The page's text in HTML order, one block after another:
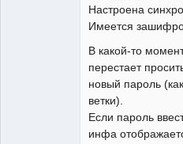
Настроена
Имеется
В какой-то
перестает
новый пароль
ветки).
Если пароль
инфа